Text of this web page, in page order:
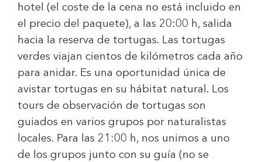
hotel (el coste de la cena no está incluido en
el precio del paquete), a las 20:00 h, salida
hacia la reserva de tortugas. Las tortugas
verdes viajan cientos de kilómetros cada año
para anidar. Es una oportunidad única de
avistar tortugas en su hábitat natural. Los
tours de observación de tortugas son
guiados en varios grupos por naturalistas
locales. Para las 21:00 h, nos unimos a uno
de los grupos junto con su guía (no se